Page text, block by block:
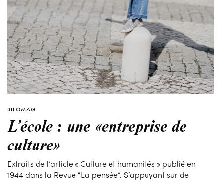
SILOMAG
L’école : une «entreprise de
culture»
Extraits de l’article « Culture et humanités » publié en
1944 dans la Revue “La pensée”. S’appuyant sur de